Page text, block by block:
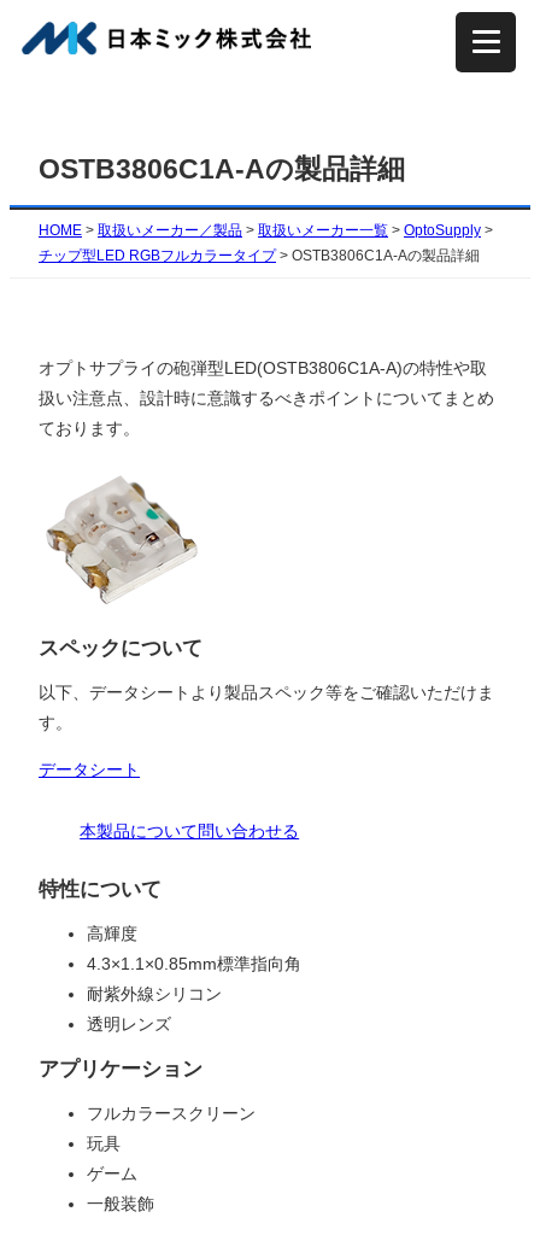
容
プ
OSTB3806C1A-Aの製品詳細
HOME > 取扱いメーカー／製品 > 取扱いメーカー一覧 > OptoSupply >
チップ型LED RGBフルカラータイプ> OSTB3806C1A-Aの製品詳細
オプトサプライの砲弾型LED(OSTB3806C1A-A)の特性や取
扱い注意点、設計時に意識するべきポイントについてまとめ
ております。
スペックについて
以下、データシートより製品スペック等をご確認いただけま
す。
データシート
本製品について問い合わせる
特性について
高輝度
4.3×1.1×0.85mm標準指向角
耐紫外線シリコン
透明レンズ
アプリケーション
フルカラースクリーン
玩具
ゲーム
一般装飾